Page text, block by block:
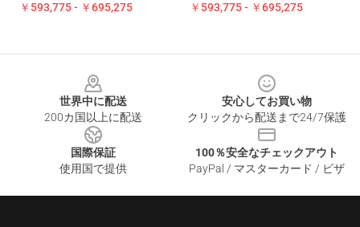
￥593,775 - ￥695,275 ￥593,775 - ￥695,275
世界中に配送
200カ国以上に配送
安心してお買い物
クリックから配送まで24/7保護
国際保証
使用国で提供
100％安全なチェックアウト
PayPal / マスターカード / ビザ